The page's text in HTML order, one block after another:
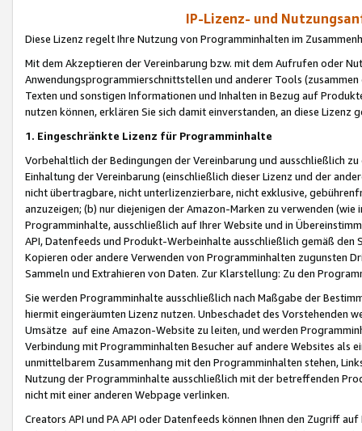
IP-Lizenz- und
Diese Lizenz regelt Ihre Nutzung von Programminhalten im
Mit dem Akzeptieren der Vereinbarung bzw. mit dem Aufrufen oder
Anwendungsprogrammierschnittstellen und anderer Tools (zusammen
Texten und sonstigen Informationen und Inhalten in Bezug auf
nutzen können, erklären Sie sich damit einverstanden, an diese Lizenz
1. Eingeschränkte Lizenz für Programminhalte
Vorbehaltlich der Bedingungen der Vereinbarung und ausschließlich
Einhaltung der Vereinbarung (einschließlich dieser Lizenz und der
nicht übertragbare, nicht unterlizenzierbare, nicht exklusive,
anzuzeigen; (b) nur diejenigen der Amazon-Marken zu verwenden
Programminhalte, ausschließlich auf Ihrer Website und in
API, Datenfeeds und Produkt-Werbeinhalte ausschließlich gemäß
Kopieren oder andere Verwenden von Programminhalten zugunsten
Sammeln und Extrahieren von Daten. Zur Klarstellung: Zu den
Sie werden Programminhalte ausschließlich nach Maßgabe der
hiermit eingeräumten Lizenz nutzen. Unbeschadet des Vorstehenden
Umsätze auf eine Amazon-Website zu leiten, und werden
Verbindung mit Programminhalten Besucher auf andere Websites als
unmittelbarem Zusammenhang mit den Programminhalten stehen,
Nutzung der Programminhalte ausschließlich mit der betreffenden
nicht mit einer anderen Webpage verlinken.
Creators API und PA API oder Datenfeeds können Ihnen den Zugriff